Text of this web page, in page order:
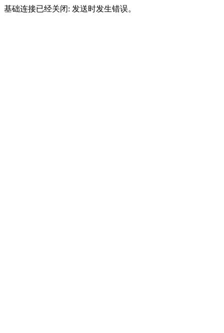
基础连接已经关闭: 发送时发生错误。